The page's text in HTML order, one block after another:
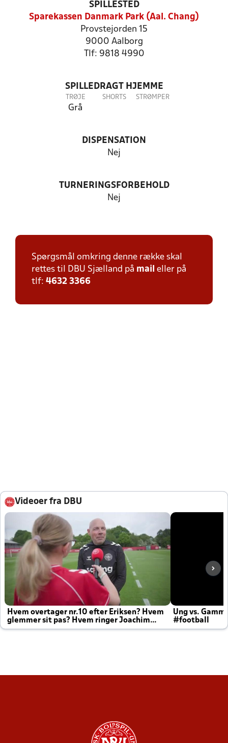
SPILLESTED
Sparekassen Danmark Park (Aal. Chang)
Provstejorden 15
9000 Aalborg
Tlf: 9818 4990
SPILLEDRAGT HJEMME
TRØJE
Grå
SHORTS STRØMPER
DISPENSATION
Nej
TURNERINGSFORBEHOLD
Nej
Spørgsmål omkring denne række skal
rettes til DBU Sjælland på mail eller på
tlf: 4632 3366
Videoer fra DBU
Hvem overtager nr.10 efter Eriksen? Hvem
glemmer sit pas? Hvem ringer Joachim
altid til efter kampe?
Ung vs.
#football